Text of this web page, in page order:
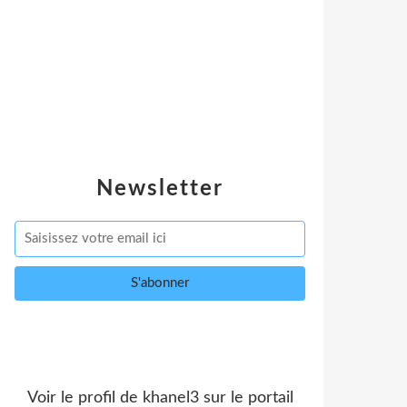
Newsletter
Voir le profil de khanel3sur le portail